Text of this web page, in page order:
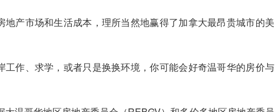
地产市场和生活成本，理所当然地赢得了加拿大最昂贵城市的美
工作、求学，或者只是换换环境，你可能会好奇温哥华的房价与